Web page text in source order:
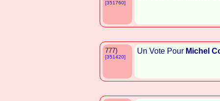
[351760]
777)
[351420]
Un Vote Pour Michel